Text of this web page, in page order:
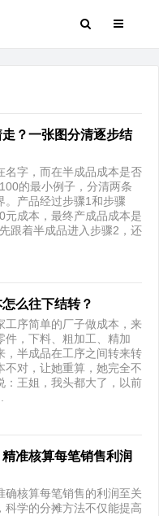
？一张图分清逐步结
名字，而在半成品成本是否
的最小例子，分清两条
。产品经过步骤1和步骤
成本，最终产成品成本是
跟着半成品进入步骤2，还
么往下结转？
工序简单的厂子做成本，来
件，下料、粗加工、精加
，半成品在工序之间转来转
不对，让她重算，她完全不
：王姐，我头都大了，以前
准核算每笔销售利润
确核算每笔销售的利润至关
科学的分摊方法不仅能提高